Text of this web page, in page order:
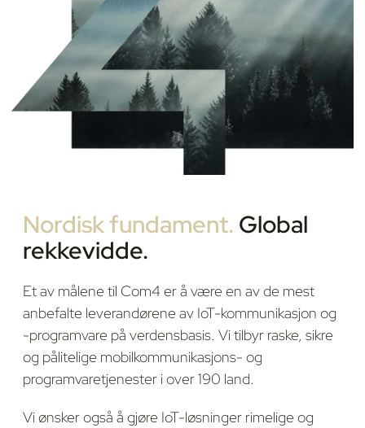
Nordisk fundament. Global
rekkevidde.
Et av målene til Com4 er å være en av de mest
anbefalte leverandørene av IoT-kommunikasjon og
-programvare på verdensbasis. Vi tilbyr raske, sikre
og pålitelige mobilkommunikasjons- og
programvaretjenester i over 190 land.
Vi ønsker også å gjøre IoT-løsninger rimelige og